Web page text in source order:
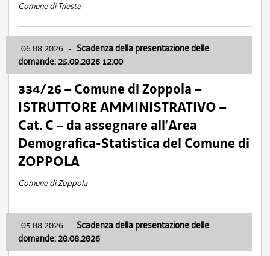
Comune di Trieste
06.08.2026 - Scadenza della presentazione delle
domande: 25.09.2026 12:00
334/26 – Comune di Zoppola –
ISTRUTTORE AMMINISTRATIVO –
Cat. C – da assegnare all’Area
Demografica-Statistica del Comune di
ZOPPOLA
Comune di Zoppola
05.08.2026 - Scadenza della presentazione delle
domande: 20.08.2026